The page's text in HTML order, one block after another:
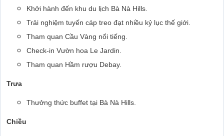
Khởi hành đến khu du lịch Bà Nà Hills.
Trải nghiệm tuyến cáp treo đạt nhiều kỷ lục thế giới.
Tham quan Cầu Vàng nổi tiếng.
Check-in Vườn hoa Le Jardin.
Tham quan Hầm rượu Debay.
Trưa
Thưởng thức buffet tại Bà Nà Hills.
Chiều